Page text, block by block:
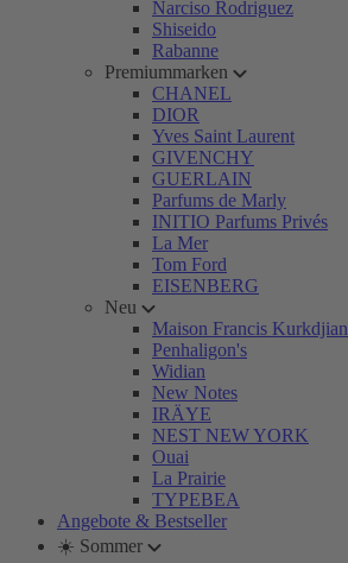
Narciso Rodriguez
Shiseido
Rabanne
Premiummarken
CHANEL
DIOR
Yves Saint Laurent
GIVENCHY
GUERLAIN
Parfums de Marly
INITIO Parfums Privés
La Mer
Tom Ford
EISENBERG
Neu
Maison Francis Kurkdjian
Penhaligon's
Widian
New Notes
IRÄYE
NEST NEW YORK
Ouai
La Prairie
TYPEBEA
Angebote & Bestseller
☀️ Sommer